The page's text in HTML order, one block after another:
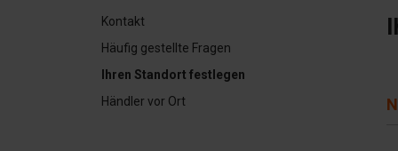
Formliners
Barrieren
Betonplatten
Kontakt
Häufig gestellte Fragen
Ihren Standort festlegen
Händler vor Ort